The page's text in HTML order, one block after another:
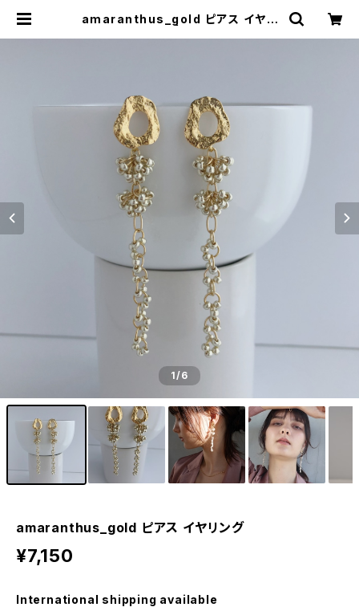
amaranthus_gold ピアス イヤリ
1/6
amaranthus_gold ピアス イヤリング
¥7,150
International shipping available